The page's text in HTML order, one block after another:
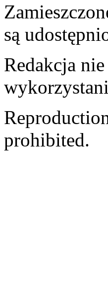
są
Redakcja
prohibited.